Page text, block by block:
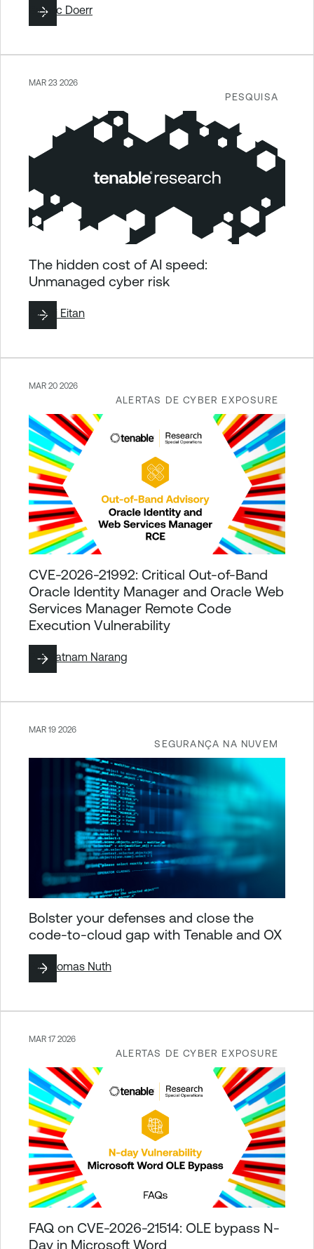
ByEric Doerr
PESQUISA
MAR 23 2026
The hidden cost of AI speed:
Unmanaged cyber risk
ByAri Eitan
ALERTAS DE CYBER EXPOSURE
MAR 20 2026
CVE-2026-21992: Critical Out-of-Band
Oracle Identity Manager and Oracle Web
Services Manager Remote Code
Execution Vulnerability
Por Satnam Narang
SEGURANÇA NA NUVEM
MAR 19 2026
Bolster your defenses and close the
code-to-cloud gap with Tenable and OX
ByThomas Nuth
ALERTAS DE CYBER EXPOSURE
MAR 17 2026
FAQ on CVE-2026-21514: OLE bypass N-
Day in Microsoft Word